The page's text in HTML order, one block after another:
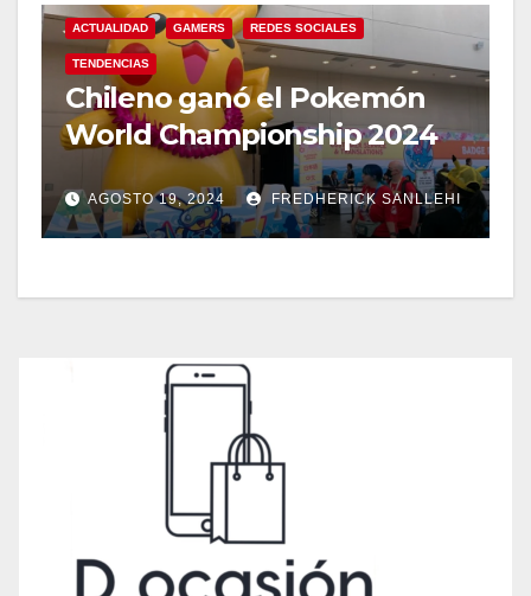
ACTUALIDAD GAMERS REDES SOCIALES
TENDENCIAS
Chileno ganó el Pokemón
World Championship 2024
AGOSTO 19, 2024 FREDHERICK SANLLEHI